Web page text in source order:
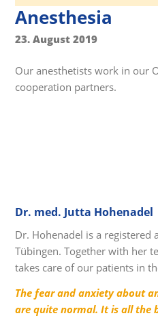
Anesthesia
23. August 2019
Our anesthetists work in our
cooperation partners.
Dr. med. Jutta Hohenadel
Dr. Hohenadel is a registered
Tübingen. Together with her
takes care of our patients in
The fear and anxiety about
are quite normal. It is all the